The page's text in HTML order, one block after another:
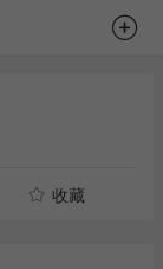
收藏